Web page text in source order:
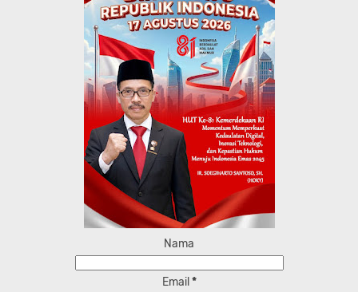
Nama
Email *